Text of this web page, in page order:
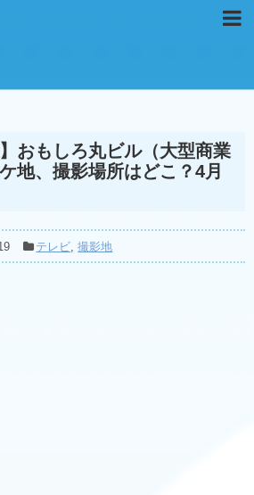
】おもしろ丸ビル（大型商業
地、撮影場所はどこ？4月
テレビ,撮影地